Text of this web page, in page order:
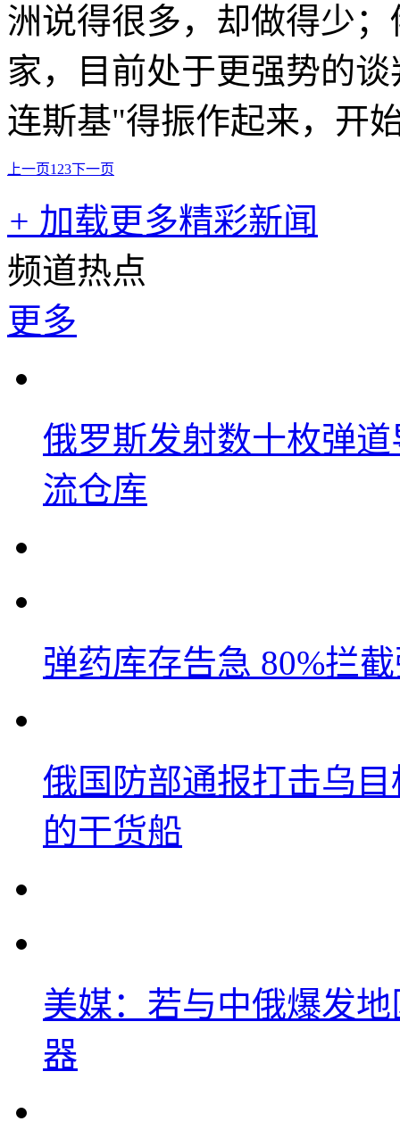
洲说得很多，却做得少
家，目前处于更强势的
连斯基"得振作起来，开
上一页1 23下一页
+ 加载更多精彩新闻
频道热点
更多
俄罗斯发射数十枚弹
流仓库
弹药库存告急 80%拦
俄国防部通报打击乌
的干货船
美媒：若与中俄爆发
器